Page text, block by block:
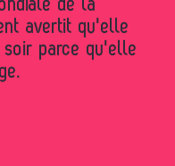
avertit qu'elle
parce qu'elle